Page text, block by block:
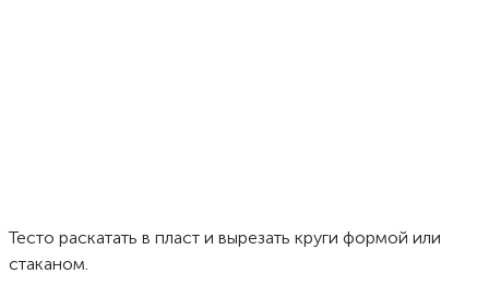
Тесто раскатать в пласт и вырезать круги формой или
стаканом.